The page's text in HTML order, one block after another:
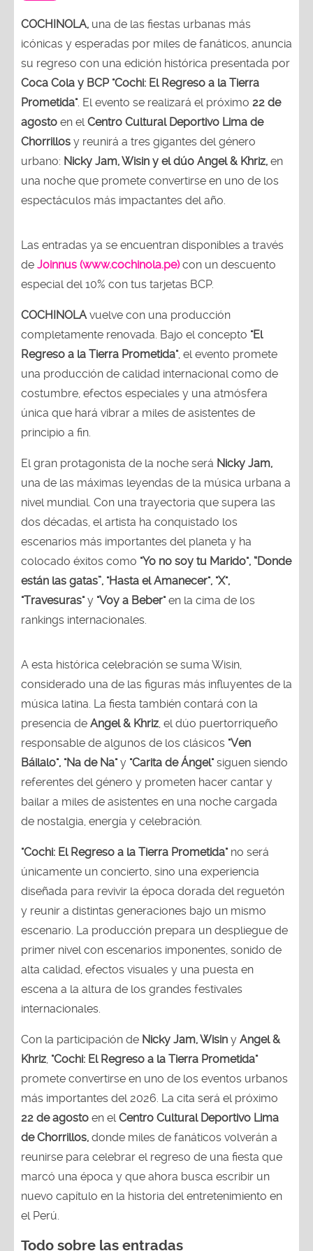
COCHINOLA, una de las fiestas urbanas más
icónicas y esperadas por miles de fanáticos, anuncia
su regreso con una edición histórica presentada por
Coca Cola y BCP "Cochi: El Regreso a la Tierra
Prometida". El evento se realizará el próximo 22 de
agosto en el Centro Cultural Deportivo Lima de
Chorrillos y reunirá a tres gigantes del género
urbano: Nicky Jam, Wisin y el dúo Angel & Khriz, en
una noche que promete convertirse en uno de los
espectáculos más impactantes del año.
Las entradas ya se encuentran disponibles a través
de Joinnus (www.cochinola.pe)con un descuento
especial del 10% con tus tarjetas BCP.
COCHINOLA vuelve con una producción
completamente renovada. Bajo el concepto "El
Regreso a la Tierra Prometida", el evento promete
una producción de calidad internacional como de
costumbre, efectos especiales y una atmósfera
única que hará vibrar a miles de asistentes de
principio a fin.
El gran protagonista de la noche será Nicky Jam,
una de las máximas leyendas de la música urbana a
nivel mundial. Con una trayectoria que supera las
dos décadas, el artista ha conquistado los
escenarios más importantes del planeta y ha
colocado éxitos como "Yo no soy tu Marido", “Donde
están las gatas”, "Hasta el Amanecer", "X",
"Travesuras"y "Voy a Beber"en la cima de los
rankings internacionales.
A esta histórica celebración se suma Wisin,
considerado una de las figuras más influyentes de la
música latina. La fiesta también contará con la
presencia de Angel & Khriz , el dúo puertorriqueño
responsable de algunos de los clásicos "Ven
Báilalo", "Na de Na"y "Carita de Ángel"siguen siendo
referentes del género y prometen hacer cantar y
bailar a miles de asistentes en una noche cargada
de nostalgia, energía y celebración.
"Cochi: El Regreso a la Tierra Prometida" no será
únicamente un concierto, sino una experiencia
diseñada para revivir la época dorada del reguetón
y reunir a distintas generaciones bajo un mismo
escenario. La producción prepara un despliegue de
primer nivel con escenarios imponentes, sonido de
alta calidad, efectos visuales y una puesta en
escena a la altura de los grandes festivales
internacionales.
Con la participación de Nicky Jam, Wisin y Angel &
Khriz "Cochi: El Regreso a la Tierra Prometida"
promete convertirse en uno de los eventos urbanos
más importantes del 2026. La cita será el próximo
22 de agosto en el Centro Cultural Deportivo Lima
de Chorrillos, donde miles de fanáticos volverán a
reunirse para celebrar el regreso de una fiesta que
marcó una época y que ahora busca escribir un
nuevo capítulo en la historia del entretenimiento en
el Perú.
Todo sobre las entradas